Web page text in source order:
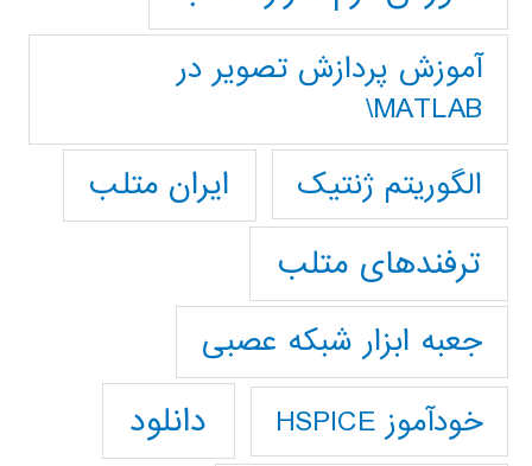
آموزش پردازش تصوير در
MATLAB\
الگوریتم ژنتیک
ایران متلب
ترفندهای متلب
جعبه ابزار شبکه عصبی
خودآموز HSPICE دانلود